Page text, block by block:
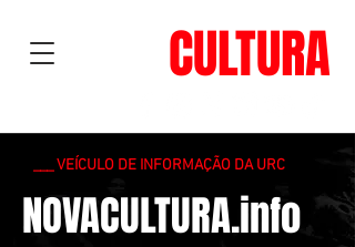
CULTURA
___ VEÍCULO DE INFORMAÇÃO DA URC
NOVACULTURA.info